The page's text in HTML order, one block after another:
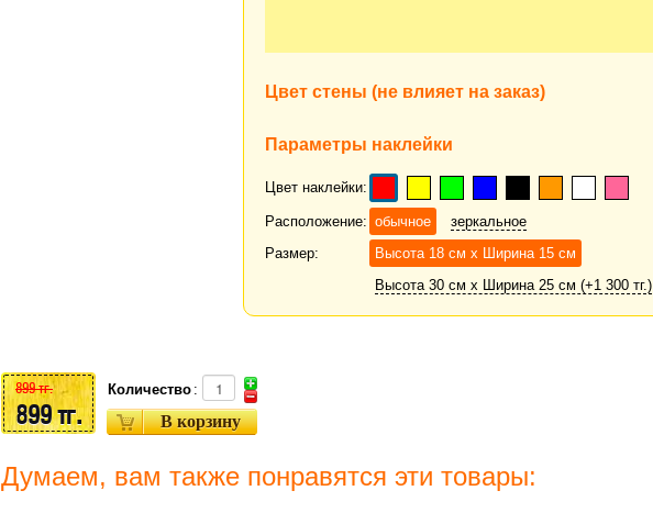
Цвет стены (не влияет на заказ)
Параметры наклейки
Цвет наклейки:
Расположение: обычное
зеркальное
Размер:
Высота 18 см х Ширина 15 см
Высота 30 см х Ширина 25 см (+1 300 тг.)
899 тг.
899 тг.
Количество :
Думаем, вам также понравятся эти товары: